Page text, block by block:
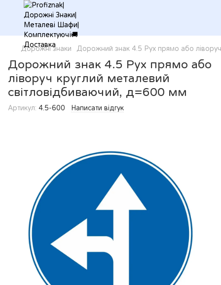
Дорожні знаки Дорожний знак 4.5 Рух прямо або
Дорожний знак 4.5 Рух прямо або
ліворуч круглий металевий
світловідбиваючий, д=600 мм
Артикул: 4.5-600 Написати відгук